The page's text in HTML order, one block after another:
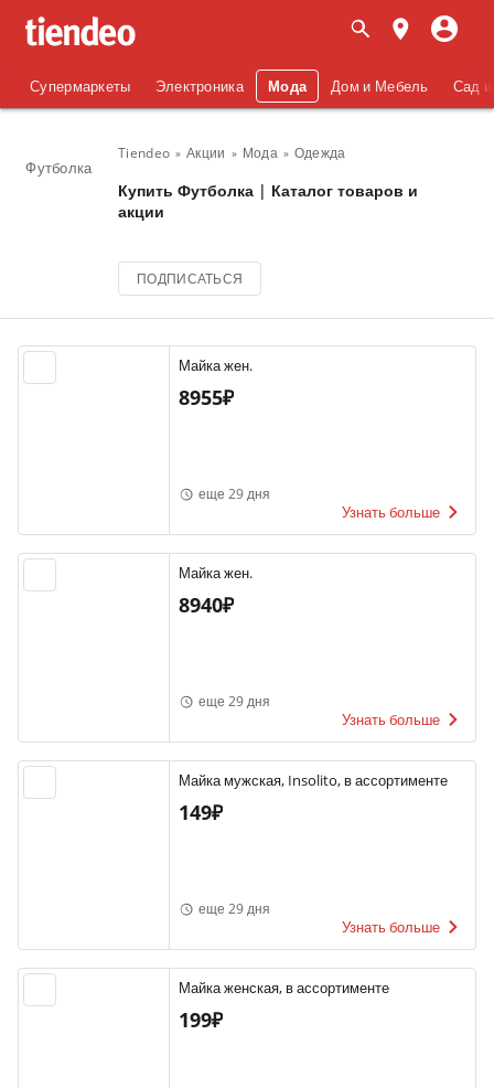
Супермаркеты Электроника Мода Дом и Мебель Сад
Футболка
Tiendeo Акции Мода Одежда
Купить Футболка | Каталог товаров и
акции
ПОДПИСАТЬСЯ
Майка жен.
8955₽
еще 29 дня
Узнать больше
Майка жен.
8940₽
еще 29 дня
Узнать больше
Майка мужская, Insolito, в ассортименте
149₽
еще 29 дня
Узнать больше
Майка женская, в ассортименте
199₽